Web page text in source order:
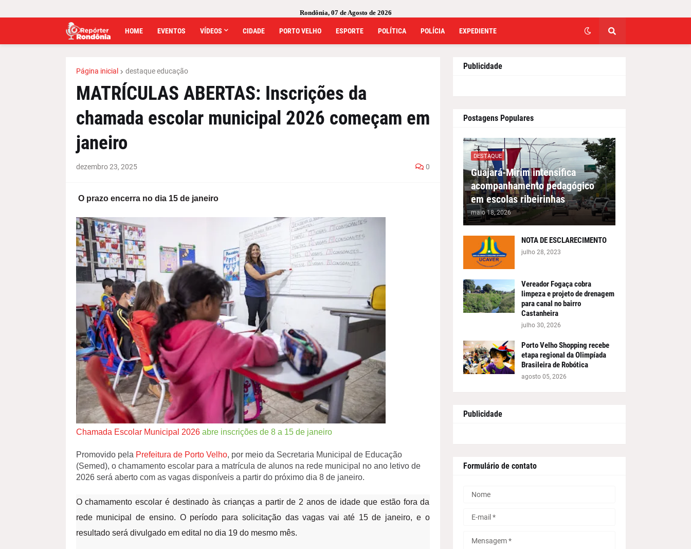
Rondônia, 07 de Agosto de 2026
HOME EVENTOS VÍDEOS CIDADE PORTO VELHO ESPORTE POLÍTICA POLÍCIA EXPEDIENTE
Página inicial destaque educação
MATRÍCULAS ABERTAS: Inscrições da
chamada escolar municipal 2026 começam em
janeiro
dezembro 23, 2025 0
O prazo encerra no dia 15 de janeiro
Chamada Escolar Municipal 2026abre inscrições de 8 a 15 de janeiro
Promovido pela Prefeitura de Porto Velho, por meio da Secretaria Municipal de Educação
(Semed), o chamamento escolar para a matrícula de alunos na rede municipal no ano letivo de
2026 será aberto com as vagas disponíveis a partir do próximo dia 8 de janeiro.
O chamamento escolar é destinado às crianças a partir de 2 anos de idade que estão fora da
rede municipal de ensino. O período para solicitação das vagas vai até 15 de janeiro, e o
resultado será divulgado em edital no dia 19 do mesmo mês.
Publicidade
Postagens Populares
DESTAQUE
Guajará-Mirim intensifica
acompanhamento pedagógico
em escolas ribeirinhas
maio 18, 2026
NOTA DE ESCLARECIMENTO
julho 28, 2023
Vereador Fogaça cobra
limpeza e projeto de drenagem
para canal no bairro
Castanheira
julho 30, 2026
Porto Velho Shopping recebe
etapa regional da Olimpíada
Brasileira de Robótica
agosto 05, 2026
Publicidade
Formulário de contato